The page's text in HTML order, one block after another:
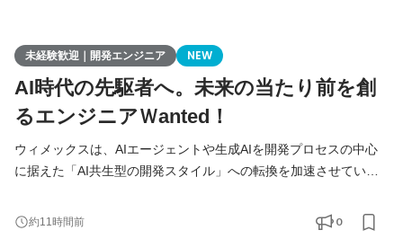
未経験歓迎｜開発エンジニア NEW
AI時代の先駆者へ。未来の当たり前を創
るエンジニアＷanted！
ウィメックスは、AIエージェントや生成AIを開発プロセスの中心
に据えた「AI共生型の開発スタイル」への転換を加速させていま
極的に募集しています。 AIを相棒に、圧倒的なスピードと品質を
実現し、最先端の技術を使いこなすエンジニアへ成長したい方を
約11時間前 0